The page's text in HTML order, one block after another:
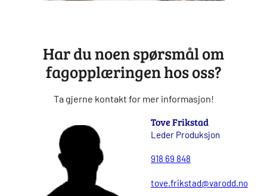
Har du noen spørsmål om
fagopplæringen hos oss?
Ta gjerne kontakt for mer informasjon!
Tove Frikstad
Leder Produksjon
918 69 848
tove.frikstad@varodd.no